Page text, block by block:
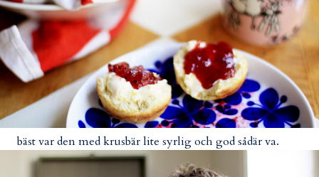
bäst var den med krusbär lite syrlig och god sådär va.